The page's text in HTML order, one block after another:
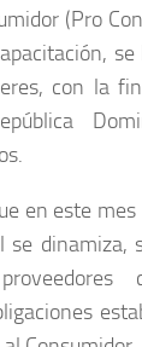
(Pro
con la
en este
dinamiza,